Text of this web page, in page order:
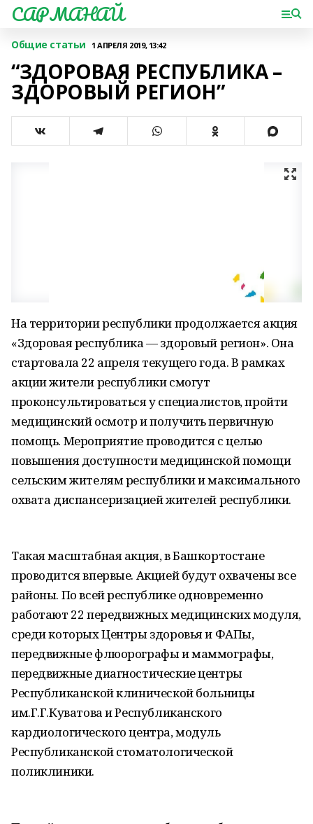
САРМАНАЙ
Общие статьи 1 АПРЕЛЯ 2019, 13:42
“ЗДОРОВАЯ РЕСПУБЛИКА –
ЗДОРОВЫЙ РЕГИОН”
На территории республики продолжается акция
«Здоровая республика — здоровый регион». Она
стартовала 22 апреля текущего года. В рамках
акции жители республики смогут
проконсультироваться у специалистов, пройти
медицинский осмотр и получить первичную
помощь. Мероприятие проводится с целью
повышения доступности медицинской помощи
сельским жителям республики и максимального
охвата диспансеризацией жителей республики.
Такая масштабная акция, в Башкортостане
проводится впервые. Акцией будут охвачены все
районы. По всей республике одновременно
работают 22 передвижных медицинских модуля,
среди которых Центры здоровья и ФАПы,
передвижные флюорографы и маммографы,
передвижные диагностические центры
Республиканской клинической больницы
им.Г.Г.Куватова и Республиканского
кардиологического центра, модуль
Республиканской стоматологической
поликлиники.